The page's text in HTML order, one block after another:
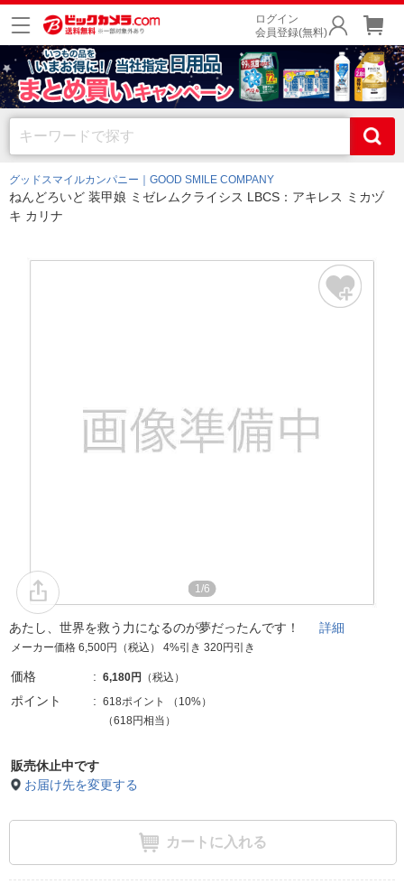
ログイン
会員登録(無料)
グッドスマイルカンパニー｜GOOD SMILE COMPANY
ねんどろいど 装甲娘 ミゼレムクライシス LBCS：アキレス ミカヅ
キ カリナ
1/6
あたし、世界を救う力になるのが夢だったんです！ 詳細
メーカー価格 6,500円（税込） 4%引き 320円引き
価格 6,180円 （税込）
ポイント 618ポイント （ 10%）
（618円相当）
販売休止中です
お届け先を変更する
カートに入れる